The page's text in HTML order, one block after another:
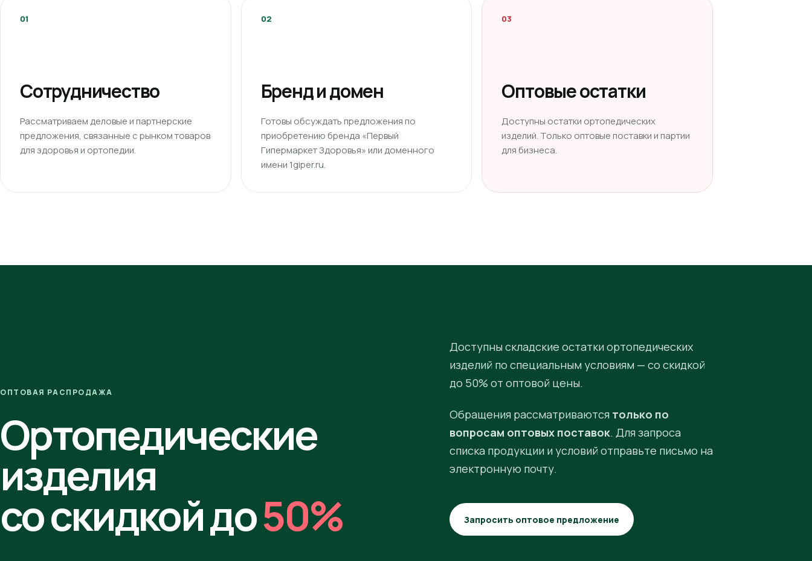
01
Сотрудничество
Рассматриваем деловые и партнерские
предложения, связанные с рынком товаров
для здоровья и ортопедии.
02
Бренд и домен
Готовы обсуждать предложения по
приобретению бренда «Первый
Гипермаркет Здоровья» или доменного
имени 1giper.ru.
03
Оптовые остатки
Доступны остатки ортопедических
изделий. Только оптовые поставки и партии
для бизнеса.
ОПТОВАЯ РАСПРОДАЖА
Ортопедические
изделия
со скидкой до50%
Доступны складские остатки ортопедических
изделий по специальным условиям — со скидкой
до 50% от оптовой цены.
Обращения рассматриваются только по
вопросам оптовых поставок. Для запроса
списка продукции и условий отправьте письмо на
электронную почту.
Запросить оптовое предложение